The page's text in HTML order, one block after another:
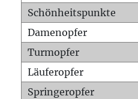
Schönheitspunkte
Damenopfer
Turmopfer
Läuferopfer
Springeropfer